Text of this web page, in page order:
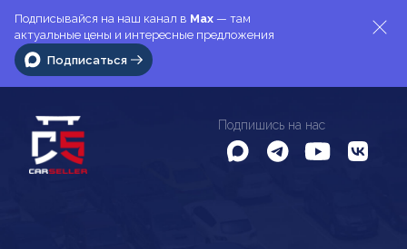
Подписывайся на наш канал в Max — там
актуальные цены и интересные предложения
Подписаться
Подпишись на нас